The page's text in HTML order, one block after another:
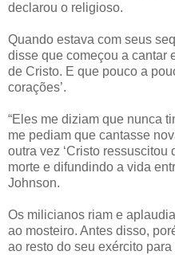
declarou o religioso.
Quando estava com seus
disse que começou a cantar
de Cristo. E que pouco a
corações’.
“Eles me diziam que nunca
me pediam que cantasse
outra vez ‘Cristo ressuscitou
morte e difundindo a vida
Johnson.
Os milicianos riam e
ao mosteiro. Antes disso,
ao resto do seu exército